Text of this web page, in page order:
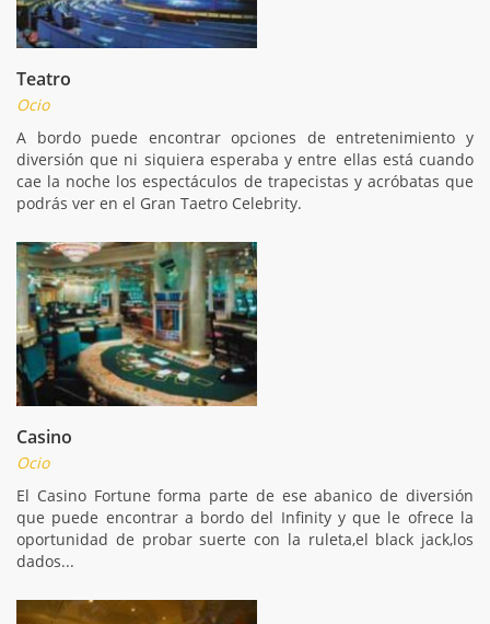
Teatro
Ocio
A bordo puede encontrar opciones de entretenimiento y
diversión que ni siquiera esperaba y entre ellas está cuando
cae la noche los espectáculos de trapecistas y acróbatas que
podrás ver en el Gran Taetro Celebrity.
Casino
Ocio
El Casino Fortune forma parte de ese abanico de diversión
que puede encontrar a bordo del Infinity y que le ofrece la
oportunidad de probar suerte con la ruleta,el black jack,los
dados...